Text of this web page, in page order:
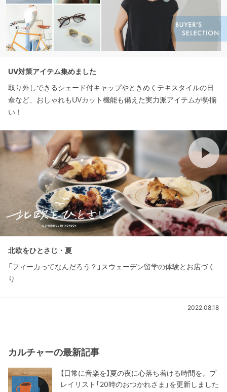
UV対策アイテム集めました
取り外しできるシェード付キャップやときめくテキスタイルの日
傘など、おしゃれもUVカット機能も備えた実力派アイテムが勢揃
い！
北欧をひとさじ・夏
「フィーカってなんだろう？」スウェーデン留学の体験とお店づく
り
2022.08.18
カルチャーの最新記事
【日常に音楽を】夏の夜に心落ち着ける時間を。プ
レイリスト「20時のおつかれさま」を更新しました